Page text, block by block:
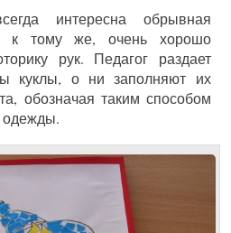
интересна обрывная
к тому же, очень хорошо
рук. Педагог раздает
куклы, о ни заполняют их
обозначая таким способом
одежды.